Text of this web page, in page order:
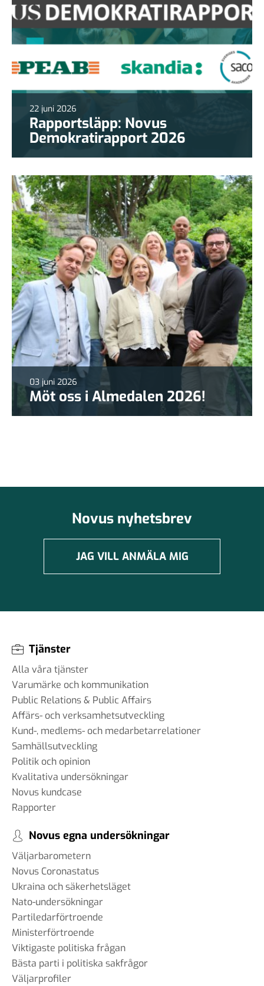
22 juni 2026
Rapportsläpp: Novus
Demokratirapport 2026
03 juni 2026
Möt oss i Almedalen 2026!
Novus nyhetsbrev
JAG VILL ANMÄLA MIG
Tjänster
Alla våra tjänster
Varumärke och kommunikation
Public Relations & Public Affairs
Affärs- och verksamhetsutveckling
Kund-, medlems- och medarbetarrelationer
Samhällsutveckling
Politik och opinion
Kvalitativa undersökningar
Novus kundcase
Rapporter
Novus egna undersökningar
Väljarbarometern
Novus Coronastatus
Ukraina och säkerhetsläget
Nato-undersökningar
Partiledarförtroende
Ministerförtroende
Viktigaste politiska frågan
Bästa parti i politiska sakfrågor
Väljarprofiler